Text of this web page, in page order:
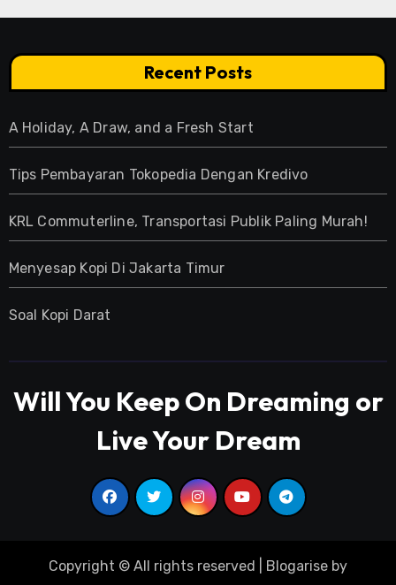
Recent Posts
A Holiday, A Draw, and a Fresh Start
Tips Pembayaran Tokopedia Dengan Kredivo
KRL Commuterline, Transportasi Publik Paling Murah!
Menyesap Kopi Di Jakarta Timur
Soal Kopi Darat
Will You Keep On Dreaming or
Live Your Dream
Copyright © All rights reserved Blogarise by